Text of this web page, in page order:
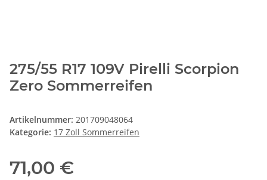
275/55 R17 109V Pirelli Scorpion
Zero Sommerreifen
Artikelnummer: 201709048064
Kategorie: 17 Zoll Sommerreifen
71,00 €